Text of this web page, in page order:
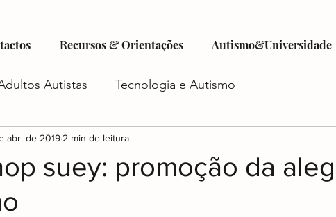
Recursos & Orientações Autismo&Universidade
Autistas Tecnologia e Autismo
Criatividade e Autismo
suey: promoção da
abr. de 2019 2 min de leitura